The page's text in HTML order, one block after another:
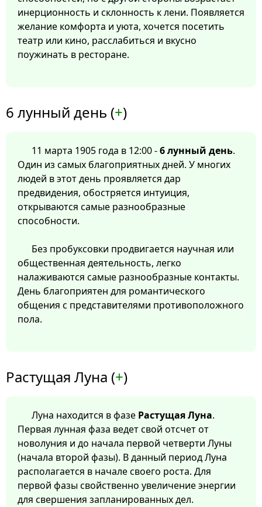
инерционность и склонность к лени. Появляется
желание комфорта и уюта, хочется посетить
театр или кино, расслабиться и вкусно
поужинать в ресторане.
6 лунный день (+)
11 марта 1905 года в 12:00 -6 лунный день.
Один из самых благоприятных дней. У многих
людей в этот день проявляется дар
предвидения, обостряется интуиция,
открываются самые разнообразные
способности.
Без пробуксовки продвигается научная или
общественная деятельность, легко
налаживаются самые разнообразные контакты.
День благоприятен для романтического
общения с представителями противоположного
пола.
Растущая Луна (+)
Луна находится в фазе Растущая Луна.
Первая лунная фаза ведет свой отсчет от
новолуния и до начала первой четверти Луны
(начала второй фазы). В данный период Луна
располагается в начале своего роста. Для
первой фазы свойственно увеличение энергии
для свершения запланированных дел.